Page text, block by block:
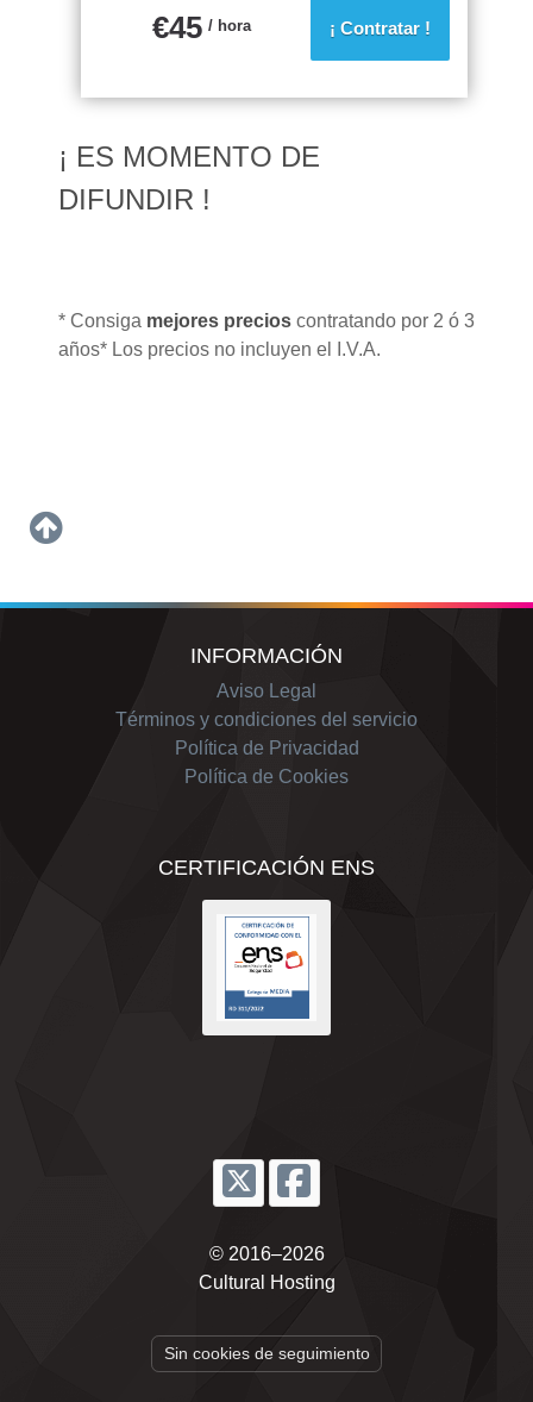
€45 / hora ¡ Contratar !
¡ ES MOMENTO DE
DIFUNDIR !
* Consiga mejores precios contratando por 2 ó 3
años* Los precios no incluyen el I.V.A.
INFORMACIÓN
Aviso Legal
Términos y condiciones del servicio
Política de Privacidad
Política de Cookies
CERTIFICACIÓN ENS
© 2016–2026
Cultural Hosting
Sin cookies de seguimiento